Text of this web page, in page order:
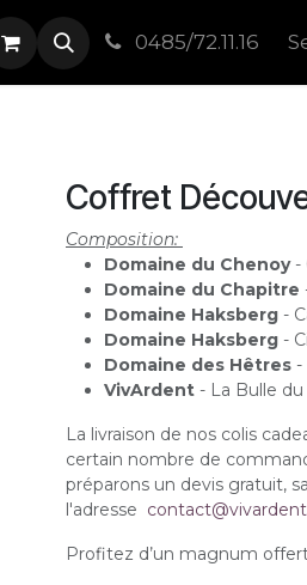
Contact 0485/72.11.16
Coffret
Composition:
Domaine du Chenoy-
Domaine du Chapitre
Domaine Haksberg -
Domaine Haksberg -
Domaine des Hêtres -
VivArdent - La Bulle
La livraison de nos colis
certain nombre de
préparons un devis gratuit,
l'adresse
Profitez d’un magnum